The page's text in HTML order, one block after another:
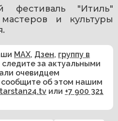
и культуры
MAX, Дзен, группу в
следите за актуальными
очевидцем
сообщите об этом нашим
или +7 900 321